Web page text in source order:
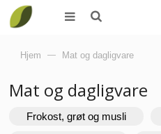
Hjem — Mat og dagligvare
Mat og dagligvare
Frokost, grøt og musli